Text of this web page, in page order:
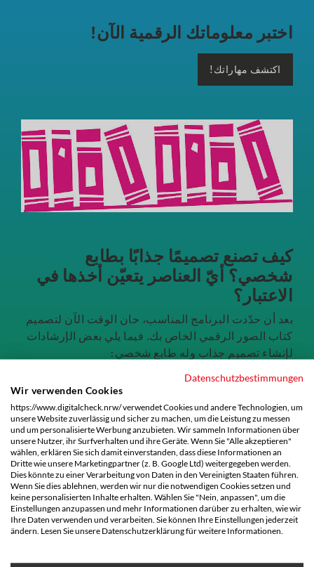
اختبر معلوماتك الرقمية الآن!
اكتشف مهاراتك!
كيف تصنع تصميمًا جذابًا بطابع
شخصي؟ أيّ العناصر يتعيّن أخذها في
الاعتبار؟
بعد أن حدّدت البرنامج المناسب، حان الوقت الآن لتصميم
كتاب الصور الرقمي الخاص بك. فيما يلي بعض الإرشادات
لإنشاء تصميم جذاب وله طابع شخصي:
تخطيط هيكل الصفحة: فكر أولاً في الطريقة التي تريد بها
تقسيم الصفحات في كتاب الصور الخاص بك. يمكنك على
سبيل المثال اختيار ترتيب زمني أو ترتيب الصفحات حسب
مجالات الموضوع.
وضع الصور: ضع الصور المحددة على الصفحات وتأكد من
التناغم في الترتيب. يمكنك استخدام أحجام وتنسيقات
مختلفة للصور لإضفاء التنوع وجذب الانتباه إلى صور
معينة.
الخلفيات والإطارات: حدد الخلفيات والإطارات المناسبة
اختيار العناصر التي تنسجم جيدًا مع الصور ولا تشتت
Datenschutzbestimmungen
Wir verwenden Cookies
https://www.digitalcheck.nrw/ verwendet Cookies und andere Technologien, um
unsere Website zuverlässig und sicher zu machen, um die Leistung zu messen
und um personalisierte Werbung anzubieten. Wir sammeln Informationen über
unsere Nutzer, ihr Surfverhalten und ihre Geräte. Wenn Sie "Alle akzeptieren"
wählen, erklären Sie sich damit einverstanden, dass diese Informationen an
Dritte wie unsere Marketingpartner (z. B. Google Ltd) weitergegeben werden.
Dies könnte zu einer Verarbeitung von Daten in den Vereinigten Staaten führen.
Wenn Sie dies ablehnen, werden wir nur die notwendigen Cookies setzen und
keine personalisierten Inhalte erhalten. Wählen Sie "Nein, anpassen", um die
Einstellungen anzupassen und mehr Informationen darüber zu erhalten, wie wir
Ihre Daten verwenden und verarbeiten. Sie können Ihre Einstellungen jederzeit
ändern. Lesen Sie unsere Datenschutzerklärung für weitere Informationen.